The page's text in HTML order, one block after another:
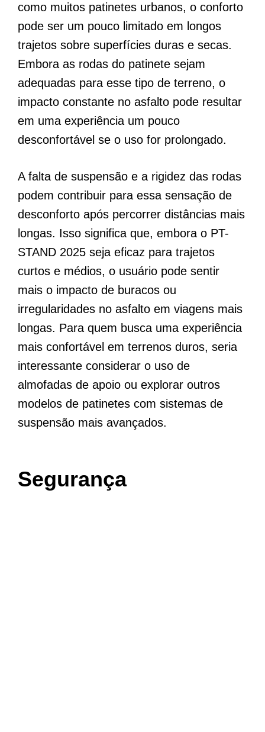
como muitos patinetes urbanos, o conforto
pode ser um pouco limitado em longos
trajetos sobre superfícies duras e secas.
Embora as rodas do patinete sejam
adequadas para esse tipo de terreno, o
impacto constante no asfalto pode resultar
em uma experiência um pouco
desconfortável se o uso for prolongado.
A falta de suspensão e a rigidez das rodas
podem contribuir para essa sensação de
desconforto após percorrer distâncias mais
longas. Isso significa que, embora o PT-
STAND 2025 seja eficaz para trajetos
curtos e médios, o usuário pode sentir
mais o impacto de buracos ou
irregularidades no asfalto em viagens mais
longas. Para quem busca uma experiência
mais confortável em terrenos duros, seria
interessante considerar o uso de
almofadas de apoio ou explorar outros
modelos de patinetes com sistemas de
suspensão mais avançados.
Segurança